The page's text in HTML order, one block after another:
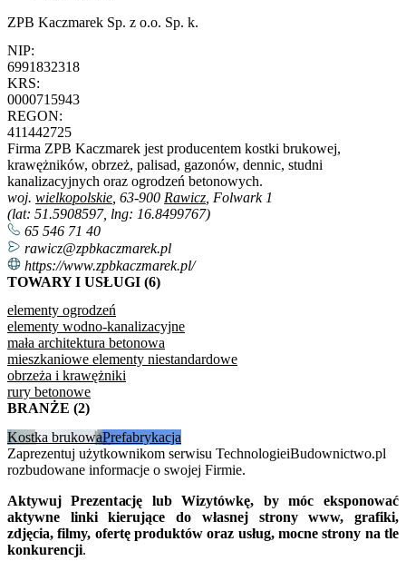
ZPB Kaczmarek Sp. z o.o. Sp. k.
NIP:
6991832318
KRS:
0000715943
REGON:
411442725
Firma ZPB Kaczmarek jest producentem kostki brukowej,
krawężników, obrzeż, palisad, gazonów, dennic, studni
kanalizacyjnych oraz ogrodzeń betonowych.
woj. wielkopolskie , 63-900 Rawicz , Folwark 1
(lat: 51.5908597, lng: 16.8499767)
65 546 71 40
rawicz@zpbkaczmarek.pl
https://www.zpbkaczmarek.pl/
TOWARY I USŁUGI (6)
elementy ogrodzeń
elementy wodno-kanalizacyjne
mała architektura betonowa
mieszkaniowe elementy niestandardowe
obrzeża i krawężniki
rury betonowe
BRANŻE (2)
Kostka brukowaPrefabrykacja
Zaprezentuj użytkownikom serwisu TechnologieiBudownictwo.pl
rozbudowane informacje o swojej Firmie.
Aktywuj Prezentację lub Wizytówkę, by móc eksponować
aktywne linki kierujące do własnej strony www, grafiki,
zdjęcia, filmy, ofertę produktów oraz usług, mocne strony na tle
konkurencji.